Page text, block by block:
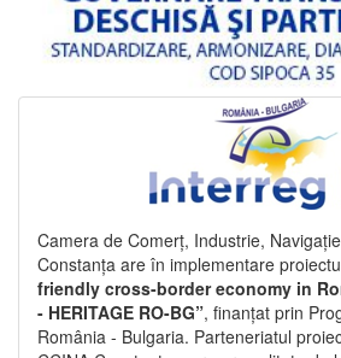
Camera de Comerț, Industrie,
Constanța are în implementare
friendly cross-border economy in
- HERITAGE RO-BG”, finanțat prin
România - Bulgaria. Parteneriatul